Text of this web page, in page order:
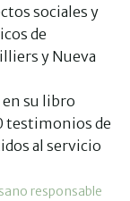
sociales y
de
y Nueva
en su libro
testimonios de
al servicio
responsable